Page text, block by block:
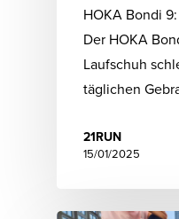
HOKA Bondi
Der HOKA
Laufschuh
täglichen
21RUN
15/01/2025